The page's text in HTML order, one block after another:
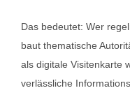
Das bedeutet: Wer
baut thematische
als digitale Visitenkarte
verlässliche